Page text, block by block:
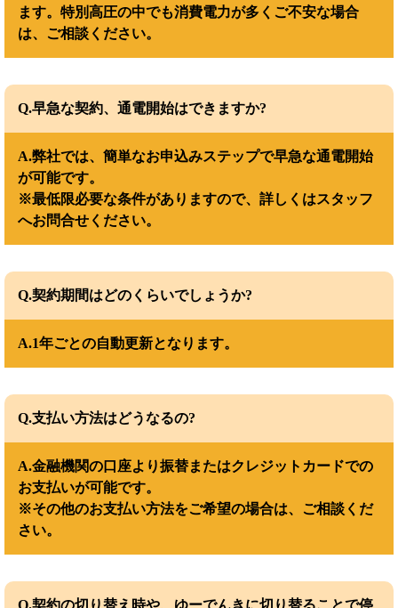
ます。特別高圧の中でも消費電力が多くご不安な場合
は、ご相談ください。
Q.早急な契約、通電開始はできますか?
A.弊社では、簡単なお申込みステップで早急な通電開始
が可能です。
※最低限必要な条件がありますので、詳しくはスタッフ
へお問合せください。
Q.契約期間はどのくらいでしょうか?
A.1年ごとの自動更新となります。
Q.支払い方法はどうなるの?
A.金融機関の口座より振替またはクレジットカードでの
お支払いが可能です。
※その他のお支払い方法をご希望の場合は、ご相談くだ
さい。